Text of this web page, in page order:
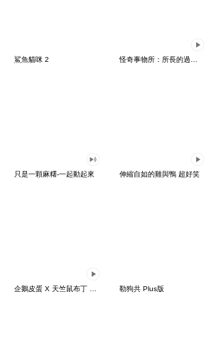
鯊魚貓咪 2
只是一顆麻糬-一起動起來 伸縮自如的雞與鴨 超好笑
企鵝皮蛋 X 天竺鼠布丁 有點厭世 勒狗共 Plus版